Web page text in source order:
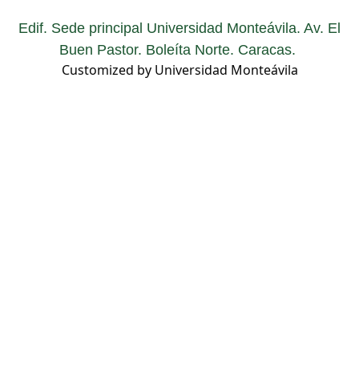
Edif. Sede principal Universidad Monteávila. Av. El
Buen Pastor. Boleíta Norte. Caracas.
Customized by Universidad Monteávila